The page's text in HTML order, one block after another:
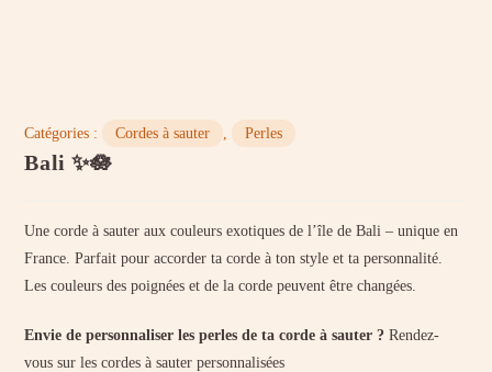
Catégories : Cordes à sauter , Perles
Bali ✨🪷
Une corde à sauter aux couleurs exotiques de l’île de Bali – unique en
France. Parfait pour accorder ta corde à ton style et ta personnalité.
Les couleurs des poignées et de la corde peuvent être changées.
Envie de personnaliser les perles de ta corde à sauter ? Rendez-
vous sur les cordes à sauter personnalisées